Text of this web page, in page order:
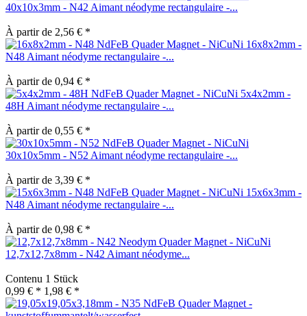
40x10x3mm - N42 Aimant néodyme rectangulaire -...
À partir de 2,56 € *
16x8x2mm -
N48 Aimant néodyme rectangulaire -...
À partir de 0,94 € *
5x4x2mm -
48H Aimant néodyme rectangulaire -...
À partir de 0,55 € *
30x10x5mm - N52 Aimant néodyme rectangulaire -...
À partir de 3,39 € *
15x6x3mm -
N48 Aimant néodyme rectangulaire -...
À partir de 0,98 € *
12,7x12,7x8mm - N42 Aimant néodyme...
Contenu 1 Stück
0,99 € * 1,98 € *